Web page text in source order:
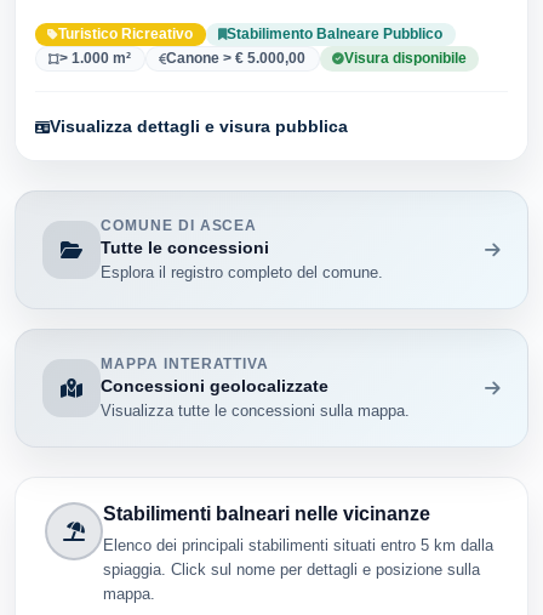
Turistico Ricreativo
Stabilimento Balneare Pubblico
> 1.000 m²
Canone > € 5.000,00 Visura disponibile
Visualizza dettagli e visura pubblica
COMUNE DI ASCEA
Tutte le concessioni
Esplora il registro completo del comune.
MAPPA INTERATTIVA
Concessioni geolocalizzate
Visualizza tutte le concessioni sulla mappa.
Stabilimenti balneari nelle vicinanze
Elenco dei principali stabilimenti situati entro 5 km dalla
spiaggia. Click sul nome per dettagli e posizione sulla
mappa.